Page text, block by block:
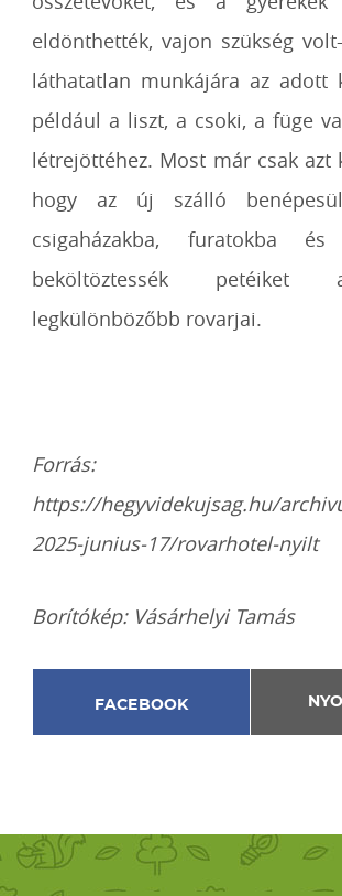
eldönthették, vajon szükség
láthatatlan munkájára az adott
például a liszt, a csoki, a füge
létrejöttéhez. Most már csak azt
hogy az új szálló
csigaházakba, furatokba és
beköltöztessék petéiket
legkülönbözőbb rovarjai.
Forrás:
https://hegyvidekujsag.hu/
2025-junius-17/rovarhotel-nyilt
Borítókép: Vásárhelyi Tamás
FACEBOOK